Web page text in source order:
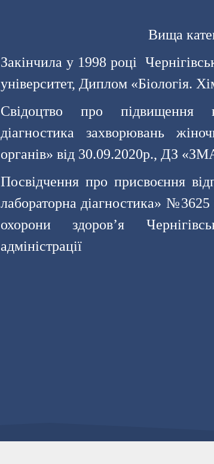
Вища
Закінчила у 1998 році
університет, Диплом «Біологія.
Свідоцтво про підвищення
діагностика захворювань
органів» від 30.09.2020р., ДЗ
Посвідчення про присвоєння
лабораторна діагностика»
охорони здоров’я
адміністрації